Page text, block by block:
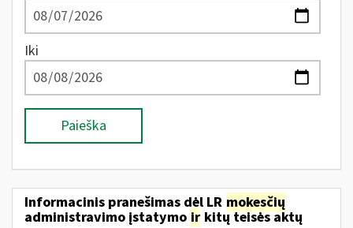
Iki
Paieška
Informacinis pranešimas dėl LR mokesčių
administravimo įstatymo ir kitų teisės aktų